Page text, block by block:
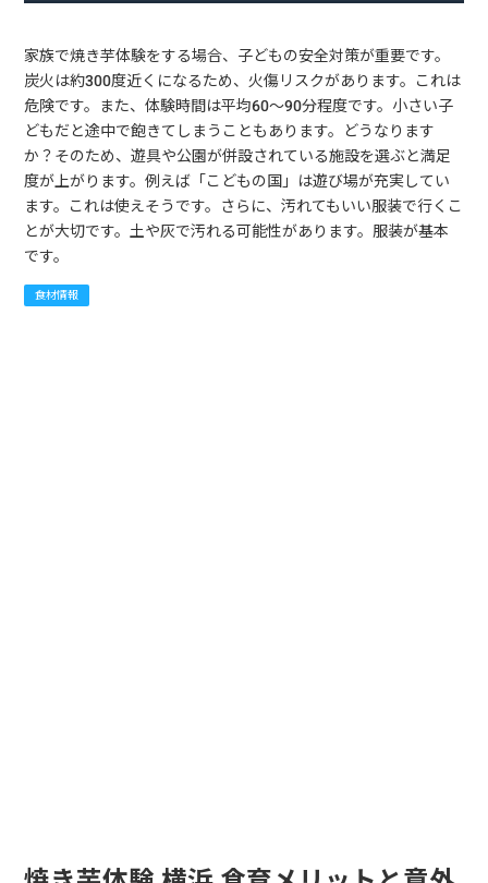
家族で焼き芋体験をする場合、子どもの安全対策が重要です。
炭火は約300度近くになるため、火傷リスクがあります。これは
危険です。また、体験時間は平均60〜90分程度です。小さい子
どもだと途中で飽きてしまうこともあります。どうなります
か？そのため、遊具や公園が併設されている施設を選ぶと満足
度が上がります。例えば「こどもの国」は遊び場が充実してい
ます。これは使えそうです。さらに、汚れてもいい服装で行くこ
とが大切です。土や灰で汚れる可能性があります。服装が基本
です。
食材情報